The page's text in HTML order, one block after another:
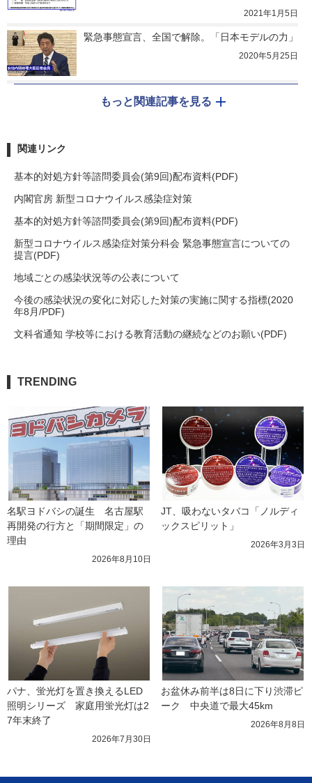
2021年1月5日
緊急事態宣言、全国で解除。「日本モデルの力」
2020年5月25日
もっと関連記事を見る
関連リンク
基本的対処方針等諮問委員会(第9回)配布資料(PDF)
内閣官房 新型コロナウイルス感染症対策
基本的対処方針等諮問委員会(第9回)配布資料(PDF)
新型コロナウイルス感染症対策分科会 緊急事態宣言についての
提言(PDF)
地域ごとの感染状況等の公表について
今後の感染状況の変化に対応した対策の実施に関する指標(2020
年8月/PDF)
文科省通知 学校等における教育活動の継続などのお願い(PDF)
TRENDING
名駅ヨドバシの誕生　名古屋駅
再開発の行方と「期間限定」の
理由
2026年8月10日
JT、吸わないタバコ「ノルディ
ックスピリット」
2026年3月3日
パナ、蛍光灯を置き換えるLED
照明シリーズ　家庭用蛍光灯は2
7年末終了
2026年7月30日
お盆休み前半は8日に下り渋滞ピ
ーク　中央道で最大45km
2026年8月8日